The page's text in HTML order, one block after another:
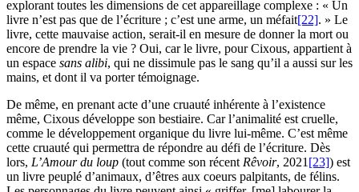
explorant toutes les dimensions de cet appareillage complexe : « Un
livre n’est pas que de l’écriture ; c’est une arme, un méfait[22]. » Le
livre, cette mauvaise action, serait-il en mesure de donner la mort ou
encore de prendre la vie ? Oui, car le livre, pour Cixous, appartient à
un espace sans alibi, qui ne dissimule pas le sang qu’il a aussi sur les
mains, et dont il va porter témoignage.
De même, en prenant acte d’une cruauté inhérente à l’existence
même, Cixous développe son bestiaire. Car l’animalité est cruelle,
comme le développement organique du livre lui-même. C’est même
cette cruauté qui permettra de répondre au défi de l’écriture. Dès
lors, L’Amour du loup (tout comme son récent Rêvoir, 2021 [23]) est
un livre peuplé d’animaux, d’êtres aux coeurs palpitants, de félins.